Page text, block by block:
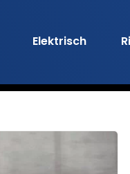
Elektrisch